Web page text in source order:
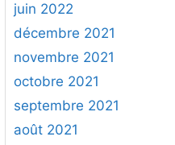
juin 2022
décembre 2021
novembre 2021
octobre 2021
septembre 2021
août 2021